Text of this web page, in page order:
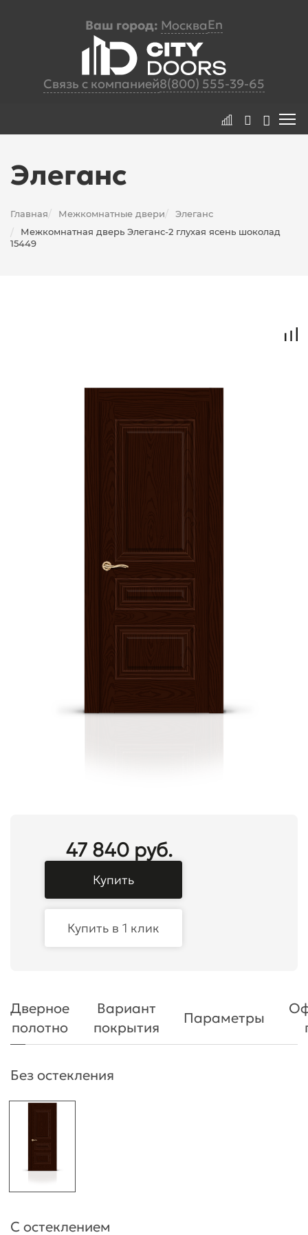
Ваш город: МоскваEn
Связь с компанией8(800) 555-39-65
Элеганс
Главная/ Межкомнатные двери/ Элеганс
/
Межкомнатная дверь Элеганс-2 глухая ясень шоколад
15449
47 840 руб.
Купить
Купить в 1 клик
Дверное
полотно
Вариант
покрытия
Параметры
Без остекления
С остеклением